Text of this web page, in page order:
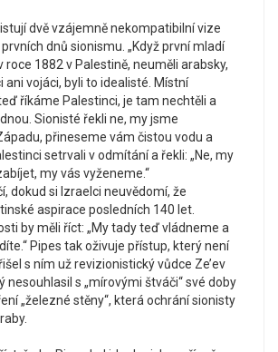
dvě vzájemně nekompatibilní vize
dnů sionismu. „Když první mladí
roce 1882 v Palestině, neuměli arabsky,
ani vojáci, byli to idealisté. Místní
říkáme Palestinci, je tam nechtěli a
Sionisté řekli ne, my jsme
přineseme vám čistou vodu a
setrvali v odmítání a řekli: „Ne, my
my vás vyženeme.“
dokud si Izraelci neuvědomí, že
aspirace posledních 140 let.
by měli říct: „My tady teď vládneme a
Pipes tak oživuje přístup, který není
s ním už revizionistický vůdce Ze’ev
nesouhlasil s „mírovými štváči“ své doby
„železné stěny“, která ochrání sionisty